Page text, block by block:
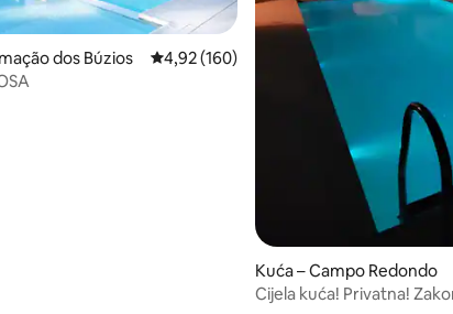
dos Búzios Prosječna ocjena: 4,92/5, recenzija: 160
4,92 (160)
Kuća – Campo Redondo
Cijela kuća! Privatna!